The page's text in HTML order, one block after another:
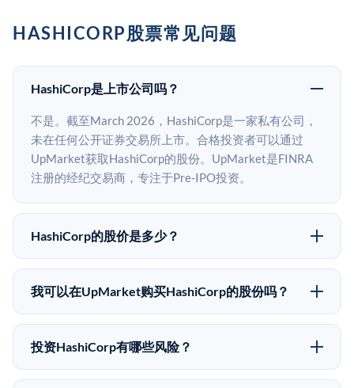
HASHICORP股票常见问题
HashiCorp是上市公司吗？
不是。截至March 2026，HashiCorp是一家私有公司，
未在任何公开证券交易所上市。合格投资者可以通过
UpMarket获取HashiCorp的股份。UpMarket是FINRA
注册的经纪交易商，专注于Pre-IPO投资。
HashiCorp的股价是多少？
HashiCorp没有公开股价，因为它是一家私有公司。最近
的已知股价来自其最近一轮融资。 二级市场上的Pre-
有所不同。
我可以在UpMarket购买HashiCorp的股份吗？
可以。合格投资者可以通过填写本页表单或在
upmarket.co创建账户来表达对HashiCorp股份的投资意
50,000美元。UpMarket是FINRA注册的经纪交易商，
投资HashiCorp有哪些风险？
Pre-IPO投资存在重大风险。HashiCorp的股份流动性